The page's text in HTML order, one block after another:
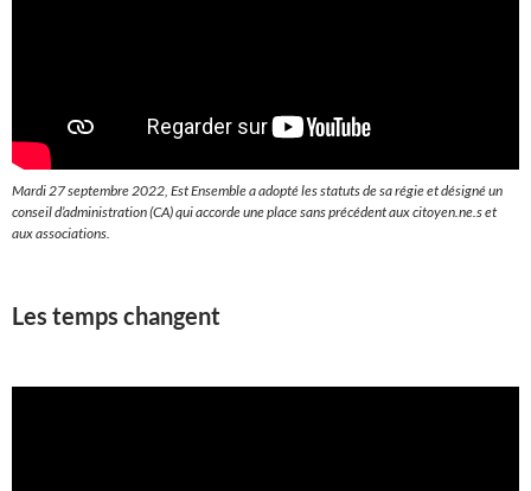
Mardi 27 septembre 2022, Est Ensemble a adopté les statuts de sa régie et désigné un
conseil d’administration (CA) qui accorde une place sans précédent aux citoyen.ne.s et
aux associations.
Les temps changent